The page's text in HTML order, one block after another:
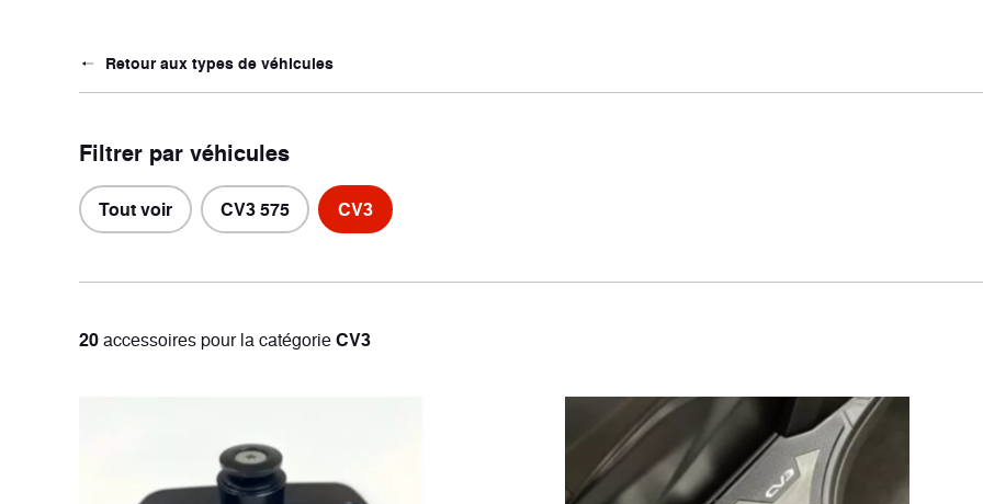
Retour aux types de véhicules
Filtrer par véhicules
Tout voir CV3 575 CV3
20accessoirespour la catégorieCV3